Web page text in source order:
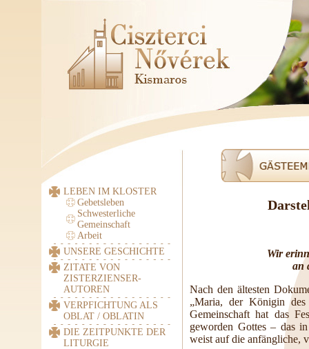
LEBEN IM KLOSTER
Gebetsleben
Schwesterliche
Gemeinschaft
Arbeit
UNSERE GESCHICHTE
ZITATE VON
ZISTERZIENSER-
AUTOREN
VERPFICHTUNG ALS
OBLAT / OBLATIN
DIE ZEITPUNKTE DER
LITURGIE
Wir
an
Nach den ältesten
„Maria, der Königin
Gemeinschaft hat das
geworden Gottes – das
weist auf die anfängliche,